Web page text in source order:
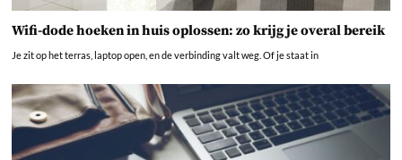
Wifi-dode hoeken in huis oplossen: zo krijg je overal bereik
Je zit op het terras, laptop open, en de verbinding valt weg. Of je staat in